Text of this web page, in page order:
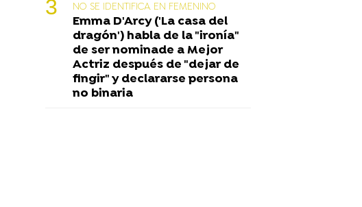
NO SE IDENTIFICA EN FEMENINO
Emma D'Arcy ('La casa del
dragón') habla de la "ironía"
de ser nominade a Mejor
Actriz después de "dejar de
fingir" y declararse persona
no binaria